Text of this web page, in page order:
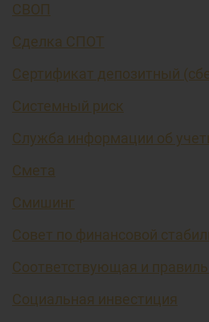
СВОП
Сделка СПОТ
Сертификат депозитный
Системный риск
Служба информации об
Смета
Смишинг
Совет по финансовой
Соответствующая и
Социальная инвестиция